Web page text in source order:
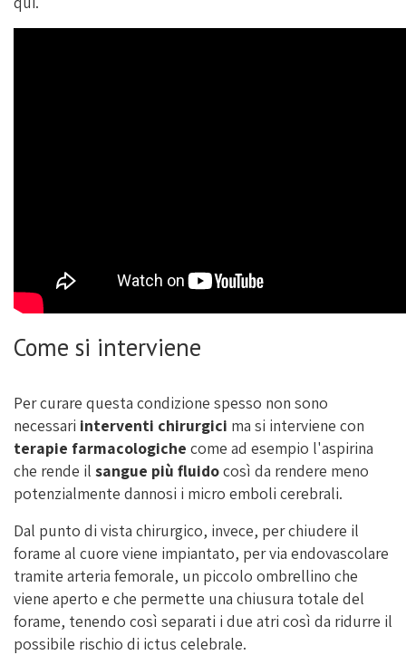
Come si interviene
Per curare questa condizione spesso non sono
necessari interventi chirurgici ma si interviene con
terapie farmacologiche come ad esempio l'aspirina
che rende il sangue più fluidocosì da rendere meno
potenzialmente dannosi i micro emboli cerebrali.
Dal punto di vista chirurgico, invece, per chiudere il
forame al cuore viene impiantato, per via endovascolare
tramite arteria femorale, un piccolo ombrellino che
viene aperto e che permette una chiusura totale del
forame, tenendo così separati i due atri così da ridurre il
possibile rischio di ictus celebrale.